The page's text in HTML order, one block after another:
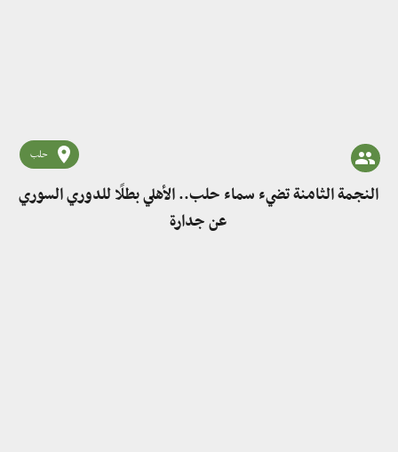
حلب
النجمة الثامنة تضيء سماء حلب.. الأهلي بطلًا للدوري السوري
عن جدارة